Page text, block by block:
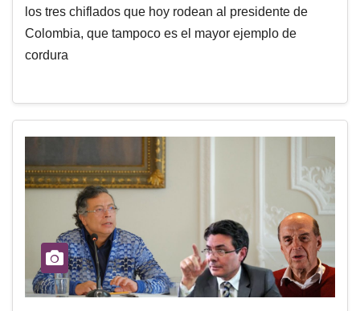
los tres chiflados que hoy rodean al presidente de
Colombia, que tampoco es el mayor ejemplo de
cordura